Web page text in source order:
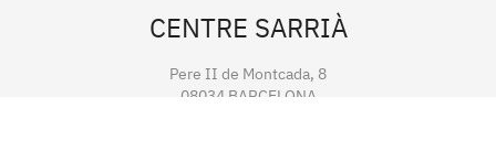
CENTRE SARRIÀ
Pere II de Montcada, 8
08034 BARCELONA